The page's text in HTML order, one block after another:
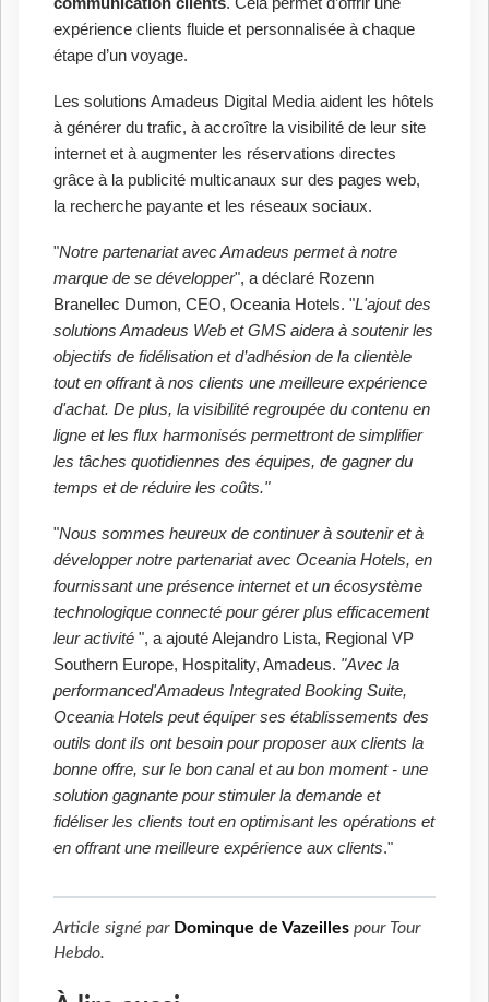
communication clients. Cela permet d’offrir une
expérience clients fluide et personnalisée à chaque
étape d’un voyage.
Les solutions Amadeus Digital Media aident les hôtels
à générer du trafic, à accroître la visibilité de leur site
internet et à augmenter les réservations directes
grâce à la publicité multicanaux sur des pages web,
la recherche payante et les réseaux sociaux.
"Notre partenariat avec Amadeus permet à notre
marque de se développer", a déclaré Rozenn
Branellec Dumon, CEO, Oceania Hotels. "L'ajout des
solutions Amadeus Web et GMS aidera à soutenir les
objectifs de fidélisation et d’adhésion de la clientèle
tout en offrant à nos clients une meilleure expérience
d'achat. De plus, la visibilité regroupée du contenu en
ligne et les flux harmonisés permettront de simplifier
les tâches quotidiennes des équipes, de gagner du
temps et de réduire les coûts."
"Nous sommes heureux de continuer à soutenir et à
développer notre partenariat avec Oceania Hotels, en
fournissant une présence internet et un écosystème
technologique connecté pour gérer plus efficacement
leur activité ", a ajouté Alejandro Lista, Regional VP
Southern Europe, Hospitality, Amadeus. "Avec la
performanced'Amadeus Integrated Booking Suite,
Oceania Hotels peut équiper ses établissements des
outils dont ils ont besoin pour proposer aux clients la
bonne offre, sur le bon canal et au bon moment - une
solution gagnante pour stimuler la demande et
fidéliser les clients tout en optimisant les opérations et
en offrant une meilleure expérience aux clients."
Article signé par Dominque de Vazeilles pour Tour
Hebdo.